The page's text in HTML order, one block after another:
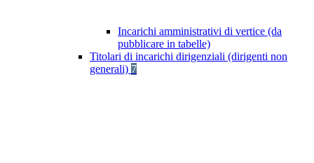
Incarichi amministrativi di vertice (da
pubblicare in tabelle)
Titolari di incarichi dirigenziali (dirigenti non
generali) 7